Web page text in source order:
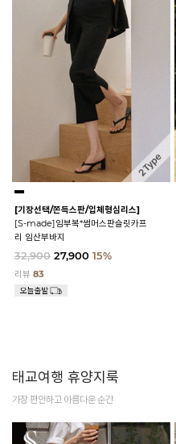
[기장선택/쫀득스판/입체형심리스]
[S-made]임부복*썸머스판슬릿카프
리 임산부바지
32,900 27,900 15%
리뷰 83
태교여행 휴양지룩
가장 편안하고 아름다운 순간